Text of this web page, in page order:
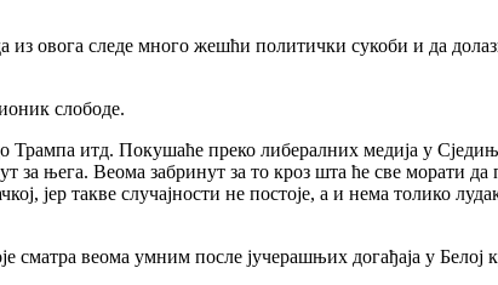
овога следе много жешћи политички сукоби и да
слободе.
Трампа итд. Покушаће преко либералних медија у
њега. Веома забринут за то кроз шта ће све морати да
јер такве случајности не постоје, а и нема толико
сматра веома умним после јучерашњих догађаја у Белој